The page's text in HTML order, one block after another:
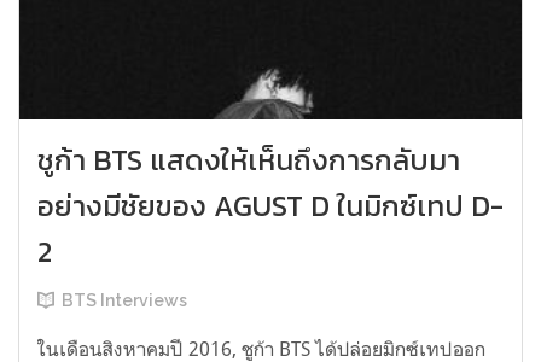
ชูก้า BTS แสดงให้เห็นถึงการกลับมา
อย่างมีชัยของ AGUST D ในมิกซ์เทป D-
2
BTS Interviews
ในเดือนสิงหาคมปี 2016, ชูก้า BTS ได้ปล่อยมิกซ์เทปออก